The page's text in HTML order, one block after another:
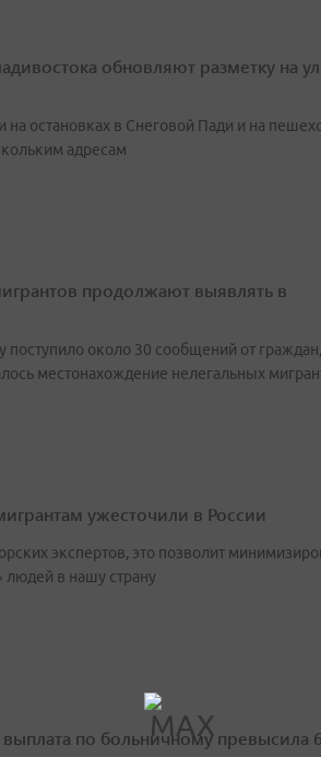
обновляют разметку на
на остановках в Снеговой Пади и на
адресам
продолжают выявлять в
поступило около 30 сообщений от
местонахождение нелегальных
ужесточили в России
экспертов, это позволит
людей в нашу страну
по больничному превысила